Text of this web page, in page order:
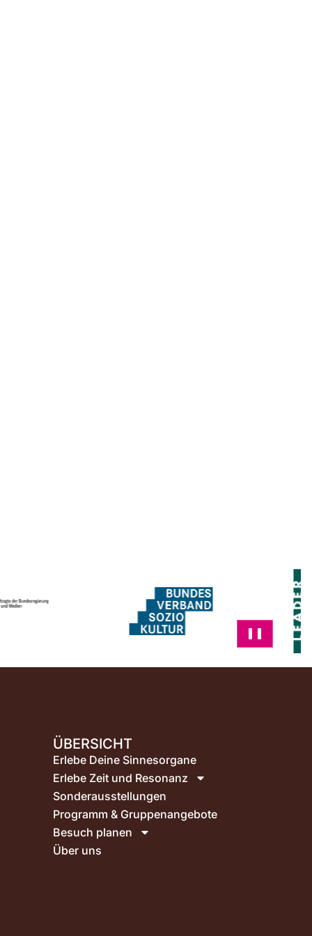
ÜBERSICHT
Erlebe Deine Sinnesorgane
Erlebe Zeit und Resonanz
Sonderausstellungen
Programm & Gruppenangebote
Besuch planen
Über uns